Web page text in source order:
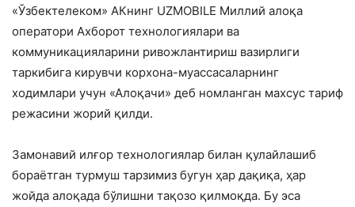
«Ўзбектелеком» АКнинг UZMOBILE Миллий алоқа
оператори Ахборот технологиялари ва
коммуникацияларини ривожлантириш вазирлиги
таркибига кирувчи корхона-муассасаларнинг
ходимлари учун «Алоқачи» деб номланган махсус тариф
режасини жорий қилди.
Замонавий илғор технологиялар билан қулайлашиб
бораётган турмуш тарзимиз бугун ҳар дақиқа, ҳар
жойда алоқада бўлишни тақозо қилмоқда. Бу эса